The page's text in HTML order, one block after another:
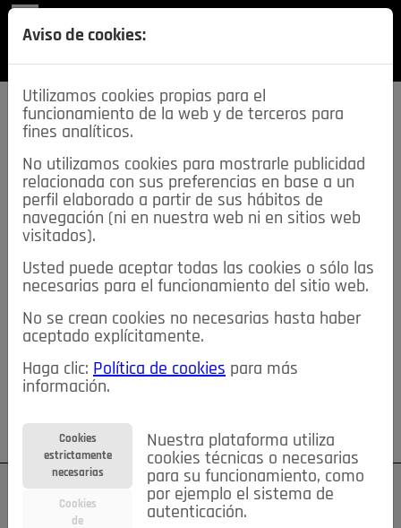
SECCIONES
descarga esta
REVISTA
≡NOTICIAS
NOTICIAS SERVICIOS DE INTERÉS
TABLÓN DE ANUNCIOS MIS ANUNCIOS CONTACTO
NOSOTROS
Su cuenta Regístrese ¿Olvidó su contraseña?
Aviso de cookies:
Utilizamos cookies propias para el
funcionamiento de la web y de terceros para
fines analíticos.
No utilizamos cookies para mostrarle publicidad
relacionada con sus preferencias en base a un
perfil elaborado a partir de sus hábitos de
navegación (ni en nuestra web ni en sitios web
visitados).
Usted puede aceptar todas las cookies o sólo las
necesarias para el funcionamiento del sitio web.
No se crean cookies no necesarias hasta haber
aceptado explícitamente.
Haga clic: Política de cookies para más
información.
Cookies
estrictamente
necesarias
Cookies
de
Nuestra plataforma utiliza
cookies técnicas o necesarias
para su funcionamiento, como
por ejemplo el sistema de
autenticación.